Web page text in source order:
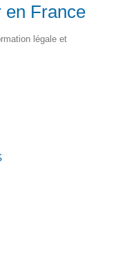
en France
légale et